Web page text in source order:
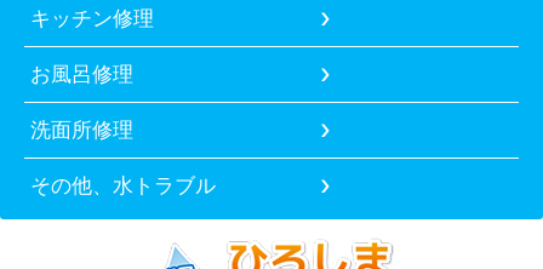
キッチン修理
お風呂修理
洗面所修理
その他、水トラブル